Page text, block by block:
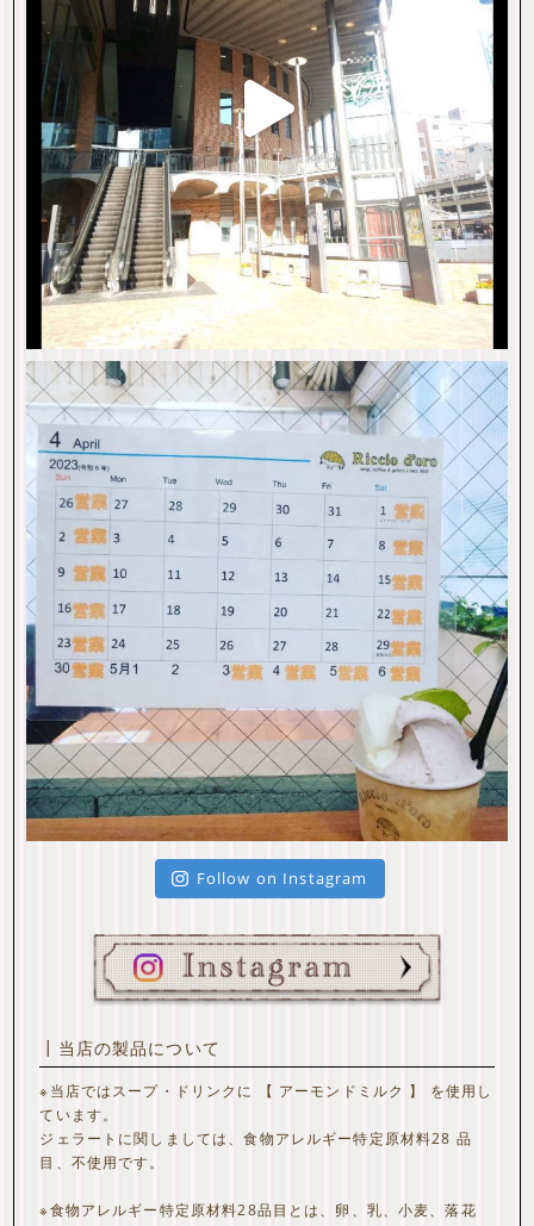
Follow on Instagram
┃当店の製品について
※当店ではスープ・ドリンクに 【 アーモンドミルク 】 を使用し
ています。
ジェラートに関しましては、食物アレルギー特定原材料28 品
目、不使用です。
※食物アレルギー特定原材料28品目とは、卵、乳、小麦、落花